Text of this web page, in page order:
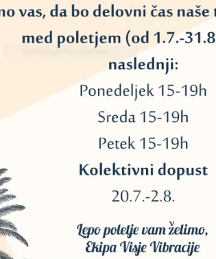
Vsa klasična glasba Bacha, Brahmsa
pojočih skled “432 Hz”.
9, tako se lahko vidi, da jezvok v skladu z